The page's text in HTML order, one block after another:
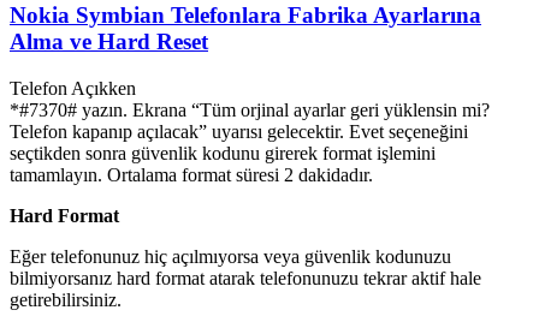
Nokia Symbian Telefonlara Fabrika Ayarlarına
Alma ve Hard Reset
Telefon Açıkken
*#7370# yazın. Ekrana “Tüm orjinal ayarlar geri yüklensin mi?
Telefon kapanıp açılacak” uyarısı gelecektir. Evet seçeneğini
seçtikden sonra güvenlik kodunu girerek format işlemini
tamamlayın. Ortalama format süresi 2 dakidadır.
Hard Format
Eğer telefonunuz hiç açılmıyorsa veya güvenlik kodunuzu
bilmiyorsanız hard format atarak telefonunuzu tekrar aktif hale
getirebilirsiniz.